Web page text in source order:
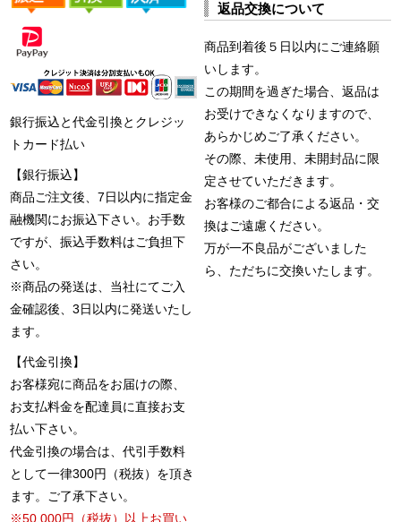
銀行振込と代金引換とクレジッ
トカード払い
【銀行振込】
商品ご注文後、7日以内に指定金
融機関にお振込下さい。お手数
ですが、振込手数料はご負担下
さい。
※商品の発送は、当社にてご入
金確認後、3日以内に発送いたし
ます。
【代金引換】
お客様宛に商品をお届けの際、
お支払料金を配達員に直接お支
払い下さい。
代金引換の場合は、代引手数料
として一律300円（税抜）を頂き
ます。ご了承下さい。
※50,000円（税抜）以上お買い
返品交換について
商品到着後５日以内にご連絡願
いします。
この期間を過ぎた場合、返品は
お受けできなくなりますので、
あらかじめご了承ください。
その際、未使用、未開封品に限
定させていただきます。
お客様のご都合による返品・交
換はご遠慮ください。
万が一不良品がございました
ら、ただちに交換いたします。